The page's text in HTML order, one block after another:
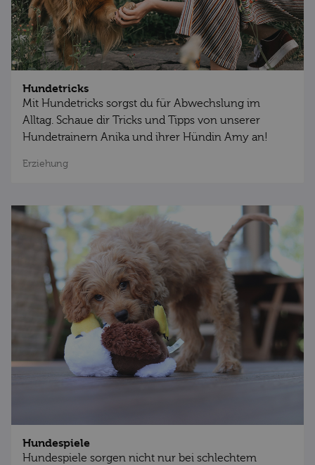
Hundetricks
Mit Hundetricks sorgst du für Abwechslung im
Alltag. Schaue dir Tricks und Tipps von unserer
Hundetrainern Anika und ihrer Hündin Amy an!
Erziehung
Hundespiele
Hundespiele sorgen nicht nur bei schlechtem